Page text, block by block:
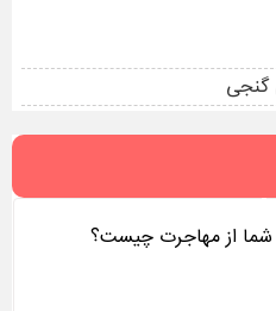
گنجی
شما از مهاجرت چیست؟